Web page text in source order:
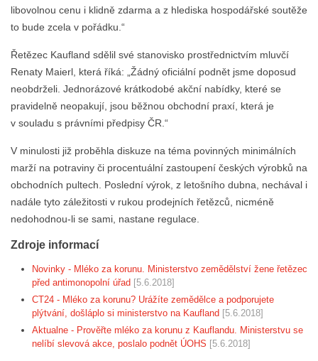
libovolnou cenu i klidně zdarma a z hlediska hospodářské soutěže
to bude zcela v pořádku.“
Řetězec Kaufland sdělil své stanovisko prostřednictvím mluvčí
Renaty Maierl, která říká: „Žádný oficiální podnět jsme doposud
neobdrželi. Jednorázové krátkodobé akční nabídky, které se
pravidelně neopakují, jsou běžnou obchodní praxí, která je
v souladu s právními předpisy ČR.“
V minulosti již proběhla diskuze na téma povinných minimálních
marží na potraviny či procentuální zastoupení českých výrobků na
obchodních pultech. Poslední výrok, z letošního dubna, nechával i
nadále tyto záležitosti v rukou prodejních řetězců, nicméně
nedohodnou-li se sami, nastane regulace.
Zdroje informací
Novinky - Mléko za korunu. Ministerstvo zemědělství žene řetězec
před antimonopolní úřad [5.6.2018]
CT24 - Mléko za korunu? Urážíte zemědělce a podporujete
plýtvání, došláplo si ministerstvo na Kaufland [5.6.2018]
Aktualne - Prověřte mléko za korunu z Kauflandu. Ministerstvu se
nelíbí slevová akce, poslalo podnět ÚOHS [5.6.2018]